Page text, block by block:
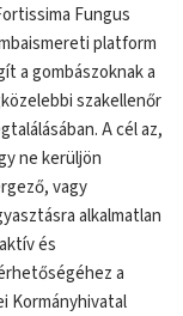
Fungus
platform
a gombászoknak a
szakellenőr
A cél az,
ne kerüljön
vagy
alkalmatlan
és
a
Kormányhivatal